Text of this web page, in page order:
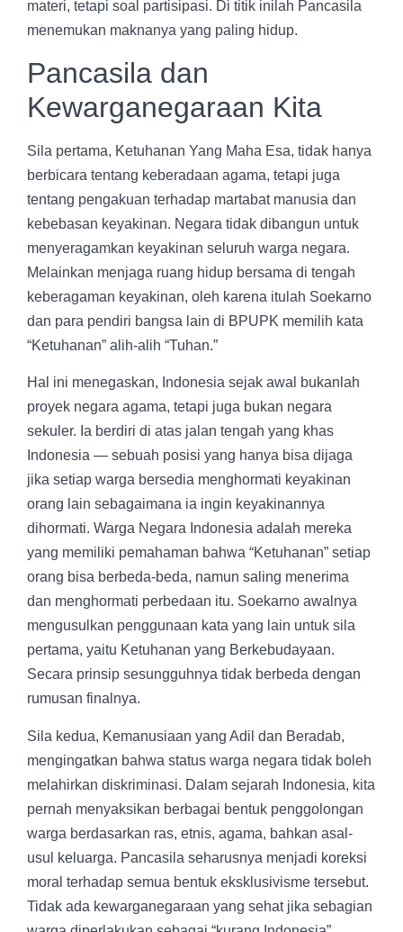
materi, tetapi soal partisipasi. Di titik inilah Pancasila
menemukan maknanya yang paling hidup.
Pancasila dan
Kewarganegaraan Kita
Sila pertama, Ketuhanan Yang Maha Esa, tidak hanya
berbicara tentang keberadaan agama, tetapi juga
tentang pengakuan terhadap martabat manusia dan
kebebasan keyakinan. Negara tidak dibangun untuk
menyeragamkan keyakinan seluruh warga negara.
Melainkan menjaga ruang hidup bersama di tengah
keberagaman keyakinan, oleh karena itulah Soekarno
dan para pendiri bangsa lain di BPUPK memilih kata
“Ketuhanan” alih-alih “Tuhan.”
Hal ini menegaskan, Indonesia sejak awal bukanlah
proyek negara agama, tetapi juga bukan negara
sekuler. Ia berdiri di atas jalan tengah yang khas
Indonesia — sebuah posisi yang hanya bisa dijaga
jika setiap warga bersedia menghormati keyakinan
orang lain sebagaimana ia ingin keyakinannya
dihormati. Warga Negara Indonesia adalah mereka
yang memiliki pemahaman bahwa “Ketuhanan” setiap
orang bisa berbeda-beda, namun saling menerima
dan menghormati perbedaan itu. Soekarno awalnya
mengusulkan penggunaan kata yang lain untuk sila
pertama, yaitu Ketuhanan yang Berkebudayaan.
Secara prinsip sesungguhnya tidak berbeda dengan
rumusan finalnya.
Sila kedua, Kemanusiaan yang Adil dan Beradab,
mengingatkan bahwa status warga negara tidak boleh
melahirkan diskriminasi. Dalam sejarah Indonesia, kita
pernah menyaksikan berbagai bentuk penggolongan
warga berdasarkan ras, etnis, agama, bahkan asal-
usul keluarga. Pancasila seharusnya menjadi koreksi
moral terhadap semua bentuk eksklusivisme tersebut.
Tidak ada kewarganegaraan yang sehat jika sebagian